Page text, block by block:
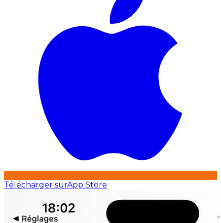
Télécharger surApp Store